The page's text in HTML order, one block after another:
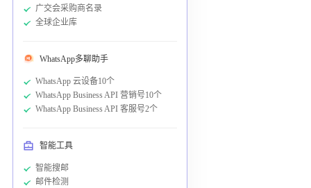
广交会采购商名录
全球企业库
WhatsApp多聊助手
WhatsApp 云设备10个
WhatsApp Business API 营销号10个
WhatsApp Business API 客服号2个
智能工具
智能搜邮
邮件检测